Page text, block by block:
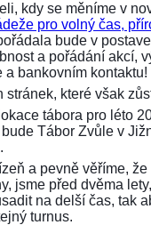
kdy se měníme v
pro volný čas,
bude v
a pořádání akcí,
a bankovním kontaktu!
stránek, které však
tábora pro léto
Tábor Zvůle v
a pevně věříme,
jsme před dvěma
na delší čas, tak
turnus.